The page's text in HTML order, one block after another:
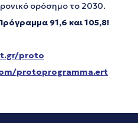
ορόσημο το 2030.
91,6 και 105,8!
proto
protoprogramma.ert